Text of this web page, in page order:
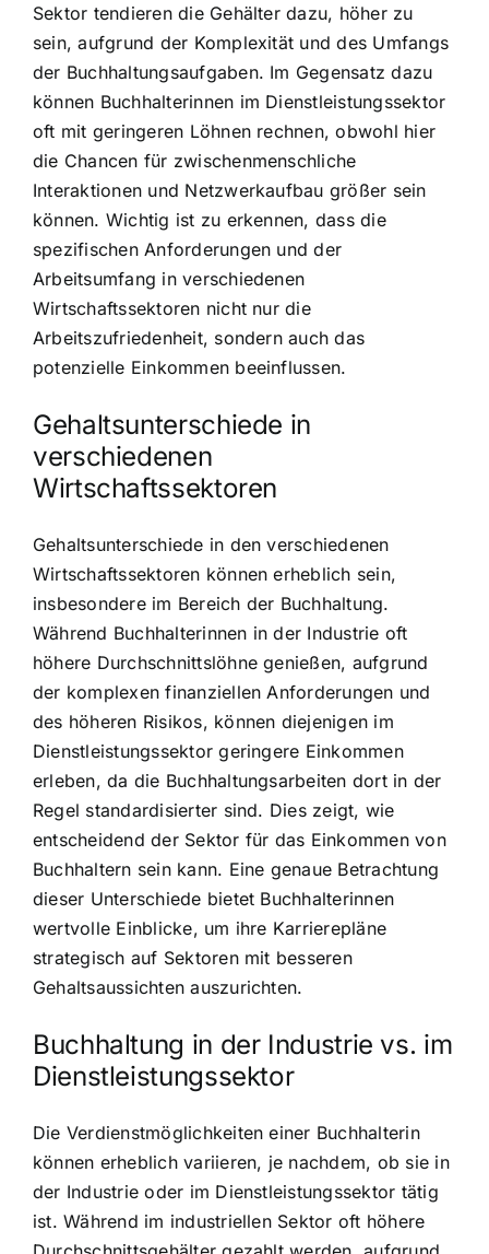
Sektor tendieren die Gehälter dazu, höher zu
sein, aufgrund der Komplexität und des Umfangs
der Buchhaltungsaufgaben. Im Gegensatz dazu
können Buchhalterinnen im Dienstleistungssektor
oft mit geringeren Löhnen rechnen, obwohl hier
die Chancen für zwischenmenschliche
Interaktionen und Netzwerkaufbau größer sein
können. Wichtig ist zu erkennen, dass die
spezifischen Anforderungen und der
Arbeitsumfang in verschiedenen
Wirtschaftssektoren nicht nur die
Arbeitszufriedenheit, sondern auch das
potenzielle Einkommen beeinflussen.
Gehaltsunterschiede in
verschiedenen
Wirtschaftssektoren
Gehaltsunterschiede in den verschiedenen
Wirtschaftssektoren können erheblich sein,
insbesondere im Bereich der Buchhaltung.
Während Buchhalterinnen in der Industrie oft
höhere Durchschnittslöhne genießen, aufgrund
der komplexen finanziellen Anforderungen und
des höheren Risikos, können diejenigen im
Dienstleistungssektor geringere Einkommen
erleben, da die Buchhaltungsarbeiten dort in der
Regel standardisierter sind. Dies zeigt, wie
entscheidend der Sektor für das Einkommen von
Buchhaltern sein kann. Eine genaue Betrachtung
dieser Unterschiede bietet Buchhalterinnen
wertvolle Einblicke, um ihre Karrierepläne
strategisch auf Sektoren mit besseren
Gehaltsaussichten auszurichten.
Buchhaltung in der Industrie vs. im
Dienstleistungssektor
Die Verdienstmöglichkeiten einer Buchhalterin
können erheblich variieren, je nachdem, ob sie in
der Industrie oder im Dienstleistungssektor tätig
ist. Während im industriellen Sektor oft höhere